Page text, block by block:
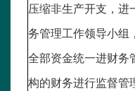
压缩非生产开支，进
务管理工作领导小组
全部资金统一进财务
构的财务进行监督管